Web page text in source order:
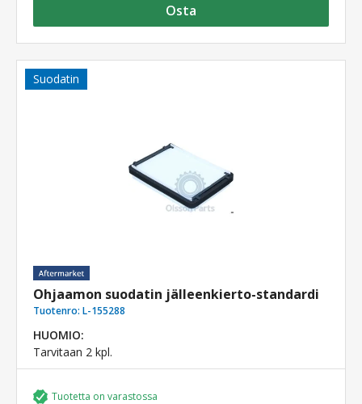
Osta
Suodatin
Ohjaamon suodatin jälleenkierto-standardi
Tuotenro: L-155288
HUOMIO:
Tarvitaan 2 kpl.
Tuotetta on varastossa